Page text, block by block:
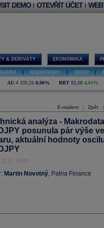
DEMO | OTEVŘÍT ÚČET |
& DERIVÁTY EKONOMIKA
ROZHOVORY VIDEO
AU 4 339,26 0,00% BRT 83,08 4,61%
E-mailem Zpět
analýza -
posunula pár výše
aktuální hodnoty
16:00
Martin Novotný, Patria Finance